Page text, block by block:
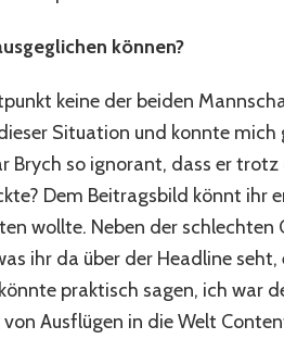
können?
keine der beiden
Situation und konnte
Brych so ignorant, dass er
Dem Beitragsbild könnt ihr
wollte. Neben der schlechten
ihr da über der Headline
praktisch sagen, ich war
Ausflügen in die Welt